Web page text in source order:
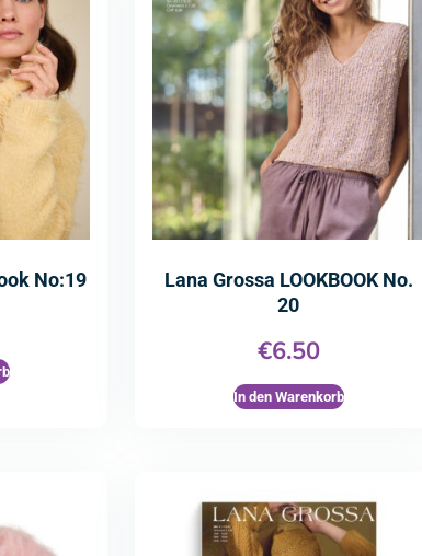
No:19
Lana Grossa LOOKBOOK No.
20
€6.50
In den Warenkorb